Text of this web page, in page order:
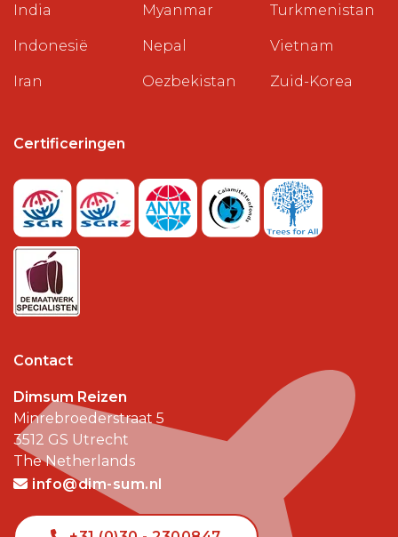
India
Indonesië
Iran
Myanmar
Nepal
Oezbekistan
Turkmenistan
Vietnam
Zuid-Korea
Certificeringen
Contact
Dimsum Reizen
Minrebroederstraat 5
3512 GS Utrecht
The Netherlands
info@dim-sum.nl